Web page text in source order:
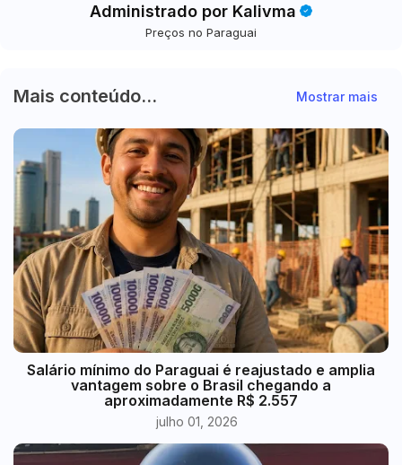
Administrado por Kalivma
Preços no Paraguai
Mais conteúdo... Mostrar mais
​Salário mínimo do Paraguai é reajustado e amplia
vantagem sobre o Brasil chegando a
aproximadamente R$ 2.557
julho 01, 2026